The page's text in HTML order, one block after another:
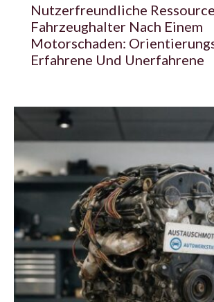
Nutzerfreundliche
Fahrzeughalter Nach Einem
Motorschaden:
Erfahrene Und Unerfahrene